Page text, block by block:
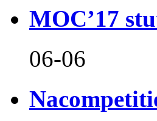
MOC’17
06-06